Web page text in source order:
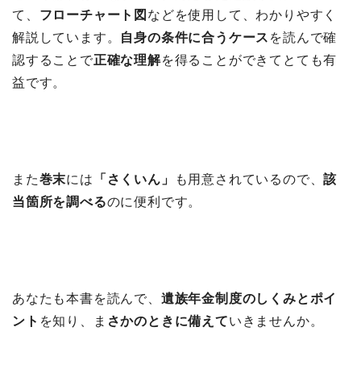
て、 フローチャート図 などを使用して、わかりやすく
解説しています。 自身の条件に合うケース を読んで確
認することで正確な理解を得ることができてとても有
益です。
また巻末には 「さくいん」 も用意されているので、該
当箇所を調べるのに便利です。
あなたも本書を読んで、 遺族年金制度のしくみとポイ
ント を知り、ま さかのときに備えていきませんか。